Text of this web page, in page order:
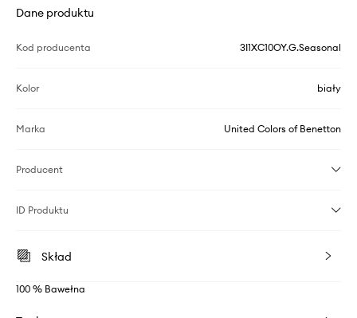
Dane produktu
Kod producenta 3I1XC10OY.G.Seasonal
Kolor biały
Marka United Colors of Benetton
Producent
ID Produktu
Skład
100 % Bawełna